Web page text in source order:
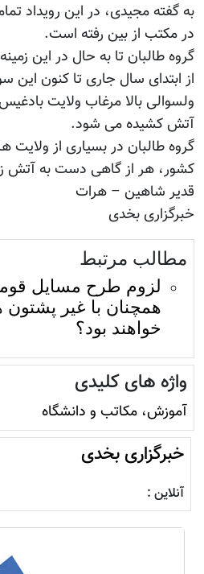
به گفته مجیدی، در این رویداد
در مکتب از بین رفته است.
گروه طالبان تا به حال در این
از ابتدای سال جاری تا کنون
ولسوالی بالا مرغاب ولایت
آتش کشیده می شود.
گروه طالبان در بسیاری از
کشور، هر از گاهی دست به آتش
قدیر شاهین – هرات
خبرگزاری بخدی
مطالب مرتبط
لزوم طرح مسایل
همچنان با غیر
خواهند بود؟
واژه های کلیدی
آموزش، مکاتب و دانشگاه
خبرگزاری بخدی
آنلاین :